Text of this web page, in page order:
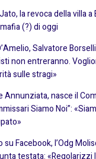
la revoca della villa
(?) di oggi
Salvatore
non entreranno.
sulle stragi»
Annunziata, nasce il
Siamo Noi”:
su Facebook, l’Odg
testata: «Regolarizzi